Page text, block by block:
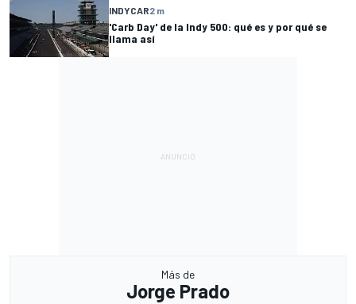
INDYCAR2 m
'Carb Day' de la Indy 500: qué es y por qué se
llama así
Más de
Jorge Prado